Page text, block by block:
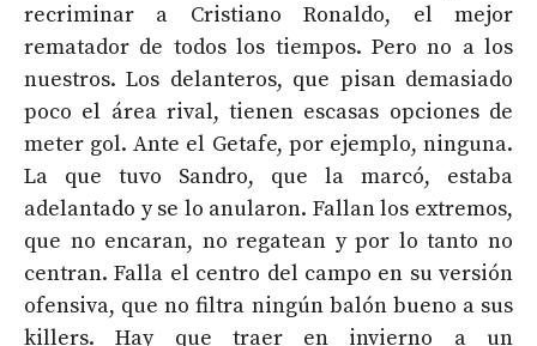
recriminar a Cristiano Ronaldo, el mejor
rematador de todos los tiempos. Pero no a los
nuestros. Los delanteros, que pisan demasiado
poco el área rival, tienen escasas opciones de
meter gol. Ante el Getafe, por ejemplo, ninguna.
La que tuvo Sandro, que la marcó, estaba
adelantado y se lo anularon. Fallan los extremos,
que no encaran, no regatean y por lo tanto no
centran. Falla el centro del campo en su versión
ofensiva, que no filtra ningún balón bueno a sus
killers. Hay que traer en invierno a un